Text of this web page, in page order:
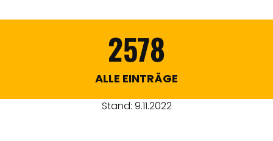
2578
ALLE EINTRÄGE
Stand: 9.11.2022